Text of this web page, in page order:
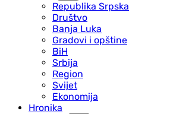
Republika Srpska
Društvo
Banja Luka
Gradovi i opštine
BiH
Srbija
Region
Svijet
Ekonomija
Hronika